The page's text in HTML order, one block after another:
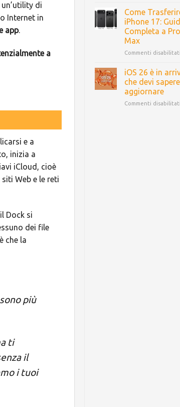
un’utility di
Internet in
app.
a
e a
inizia a
iCloud, cioè
Web e le reti
Dock si
dei file
che la
più
ti
il
i tuoi
Come
iPhone 17:
Completa a
Max
Commenti disabilitati
iOS 26 è in
che devi
aggiornare
Commenti disabilitati